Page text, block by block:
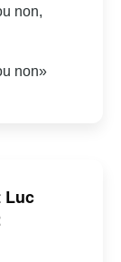
non,
non»
Luc